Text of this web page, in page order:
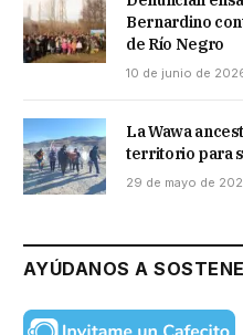
Bernardino
de Río Negro
10 de junio de
La Wawa
territorio para
29 de mayo de
AYÚDANOS A